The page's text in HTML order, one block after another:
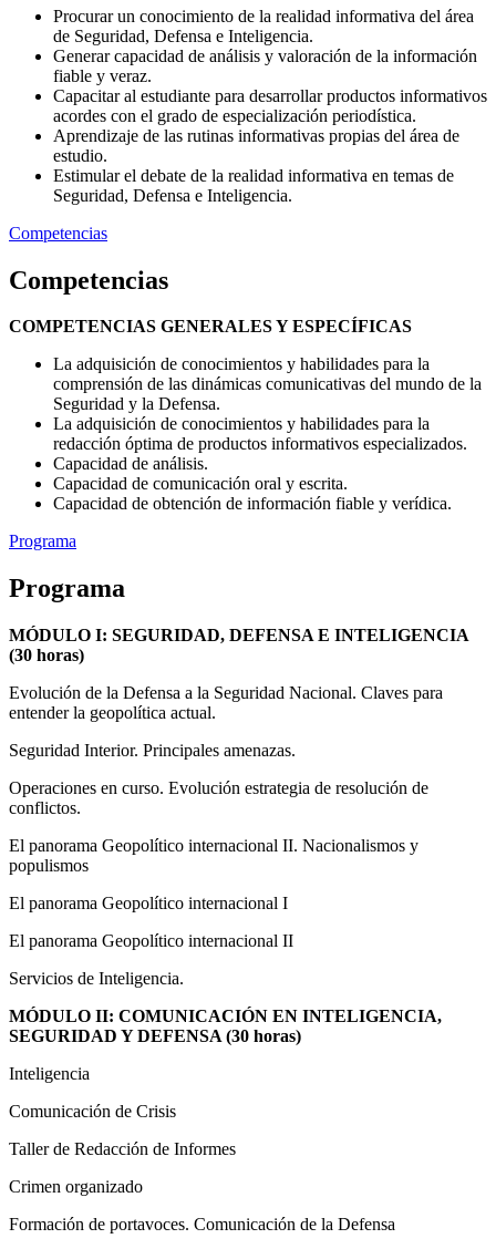
Procurar un conocimiento de la realidad informativa del área
de Seguridad, Defensa e Inteligencia.
Generar capacidad de análisis y valoración de la información
fiable y veraz.
Capacitar al estudiante para desarrollar productos informativos
acordes con el grado de especialización periodística.
Aprendizaje de las rutinas informativas propias del área de
estudio.
Estimular el debate de la realidad informativa en temas de
Seguridad, Defensa e Inteligencia.
Competencias
Competencias
COMPETENCIAS GENERALES Y ESPECÍFICAS
La adquisición de conocimientos y habilidades para la
comprensión de las dinámicas comunicativas del mundo de la
Seguridad y la Defensa.
La adquisición de conocimientos y habilidades para la
redacción óptima de productos informativos especializados.
Capacidad de análisis.
Capacidad de comunicación oral y escrita.
Capacidad de obtención de información fiable y verídica.
Programa
Programa
MÓDULO I: SEGURIDAD, DEFENSA E INTELIGENCIA
(30 horas)
Evolución de la Defensa a la Seguridad Nacional. Claves para
entender la geopolítica actual.
Seguridad Interior. Principales amenazas.
Operaciones en curso. Evolución estrategia de resolución de
conflictos.
El panorama Geopolítico internacional II. Nacionalismos y
populismos
El panorama Geopolítico internacional I
El panorama Geopolítico internacional II
Servicios de Inteligencia.
MÓDULO II: COMUNICACIÓN EN INTELIGENCIA,
SEGURIDAD Y DEFENSA (30 horas)
Inteligencia
Comunicación de Crisis
Taller de Redacción de Informes
Crimen organizado
Formación de portavoces. Comunicación de la Defensa